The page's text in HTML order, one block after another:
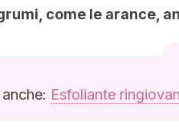
come le arance,
Esfoliante